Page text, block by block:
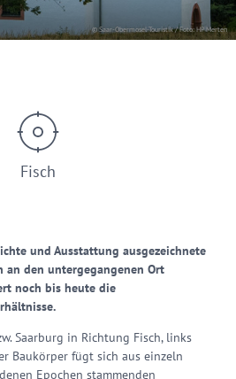
© Saar-Obermosel-Touristik / Foto: HP Merten
Fisch
und Ausstattung ausgezeichnete
an den untergegangenen Ort
noch bis heute die
Saarburg in Richtung Fisch, links
Baukörper fügt sich aus einzeln
Epochen stammenden